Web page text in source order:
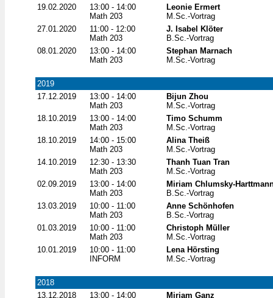
19.02.2020
13:00 - 14:00
Math 203
Leonie Ermert
M.Sc.-Vortrag
27.01.2020
11:00 - 12:00
Math 203
J. Isabel Klöter
B.Sc.-Vortrag
08.01.2020
13:00 - 14:00
Math 203
Stephan Marnach
M.Sc.-Vortrag
2019
17.12.2019
13:00 - 14:00
Math 203
Bijun Zhou
M.Sc.-Vortrag
18.10.2019
13:00 - 14:00
Math 203
Timo Schumm
M.Sc.-Vortrag
18.10.2019
14:00 - 15:00
Math 203
Alina Theiß
M.Sc.-Vortrag
14.10.2019
12:30 - 13:30
Math 203
Thanh Tuan Tran
M.Sc.-Vortrag
02.09.2019
13:00 - 14:00
Math 203
Miriam Chlumsky-
B.Sc.-Vortrag
13.03.2019
10:00 - 11:00
Math 203
Anne Schönhofen
B.Sc.-Vortrag
01.03.2019
10:00 - 11:00
Math 203
Christoph Müller
M.Sc.-Vortrag
10.01.2019
10:00 - 11:00
INFORM
Lena Hörsting
M.Sc.-Vortrag
2018
13.12.2018
13:00 - 14:00 Miriam Ganz